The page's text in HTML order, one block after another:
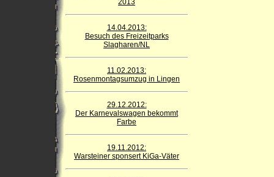
2013
14.04.2013:
Besuch des Freizeitparks
Slagharen/NL
11.02.2013:
Rosenmontagsumzug in Lingen
29.12.2012:
Der Karnevalswagen bekommt
Farbe
19.11.2012:
Warsteiner sponsert KiGa-Väter